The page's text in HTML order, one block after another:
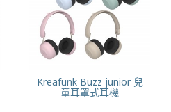
Kreafunk Buzz junior 兒
童耳罩式耳機